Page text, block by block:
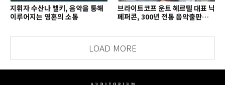
지휘자 수산나 멜키, 음악을 통해
이루어지는 영혼의 소통
브라이트코프 운트 헤르텔 대표 닉
페퍼콘, 300년 전통 음악출판사의
LOAD MORE